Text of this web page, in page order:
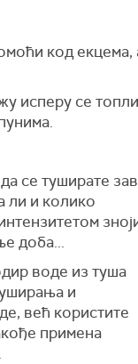
код екцема,
исперу се
се туширате
ли и колико
доба...
воде из туша
и
већ користите
примена